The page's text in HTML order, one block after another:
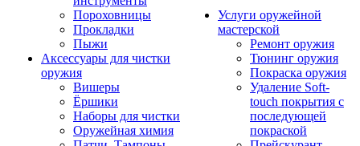
Пороховницы
Прокладки
Пыжи
Аксессуары для чистки
оружия
Вишеры
Ёршики
Наборы для чистки
Оружейная химия
Услуги оружейной
мастерской
Ремонт оружия
Тюнинг оружия
Покраска оружия
Удаление Soft-
touch покрытия с
последующей
покраской